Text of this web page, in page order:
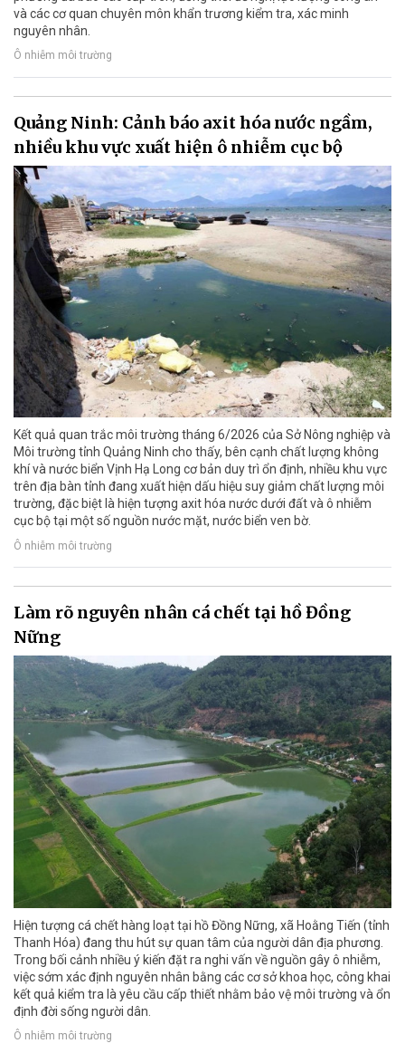
và các cơ quan chuyên môn khẩn trương kiểm tra, xác minh
nguyên nhân.
Ô nhiễm môi trường
Quảng Ninh: Cảnh báo axit hóa nước ngầm,
nhiều khu vực xuất hiện ô nhiễm cục bộ
Kết quả quan trắc môi trường tháng 6/2026 của Sở Nông nghiệp và
Môi trường tỉnh Quảng Ninh cho thấy, bên cạnh chất lượng không
khí và nước biển Vịnh Hạ Long cơ bản duy trì ổn định, nhiều khu vực
trên địa bàn tỉnh đang xuất hiện dấu hiệu suy giảm chất lượng môi
trường, đặc biệt là hiện tượng axit hóa nước dưới đất và ô nhiễm
cục bộ tại một số nguồn nước mặt, nước biển ven bờ.
Ô nhiễm môi trường
Làm rõ nguyên nhân cá chết tại hồ Đồng
Nững
Hiện tượng cá chết hàng loạt tại hồ Đồng Nững, xã Hoằng Tiến (tỉnh
Thanh Hóa) đang thu hút sự quan tâm của người dân địa phương.
Trong bối cảnh nhiều ý kiến đặt ra nghi vấn về nguồn gây ô nhiễm,
việc sớm xác định nguyên nhân bằng các cơ sở khoa học, công khai
kết quả kiểm tra là yêu cầu cấp thiết nhằm bảo vệ môi trường và ổn
định đời sống người dân.
Ô nhiễm môi trường